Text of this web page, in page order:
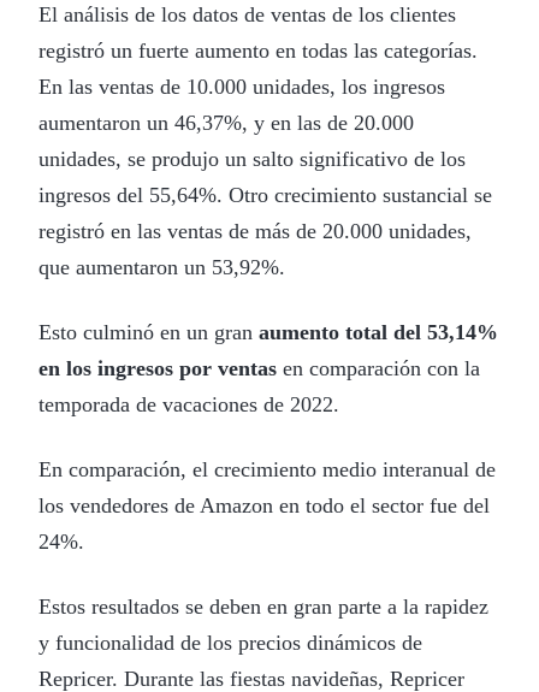
El análisis de los datos de ventas de los clientes
registró un fuerte aumento en todas las categorías.
En las ventas de 10.000 unidades, los ingresos
aumentaron un 46,37%, y en las de 20.000
unidades, se produjo un salto significativo de los
ingresos del 55,64%. Otro crecimiento sustancial se
registró en las ventas de más de 20.000 unidades,
que aumentaron un 53,92%.
Esto culminó en un gran aumento total del 53,14%
en los ingresos por ventas en comparación con la
temporada de vacaciones de 2022.
En comparación, el crecimiento medio interanual de
los vendedores de Amazon en todo el sector fue del
24%.
Estos resultados se deben en gran parte a la rapidez
y funcionalidad de los precios dinámicos de
Repricer. Durante las fiestas navideñas, Repricer